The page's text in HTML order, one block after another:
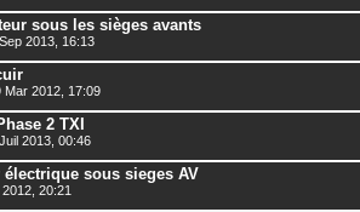
sous les sièges avants
2013, 16:13
Mar 2012, 17:09
2 TXI
2013, 00:46
sous sieges AV
20:21